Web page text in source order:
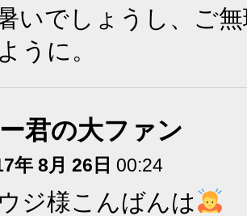
いでしょうし、ご
うに。
君の大ファン
年 8月 26日 00:24
ジ様こんばんは